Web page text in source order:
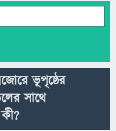
ভূপৃষ্ঠের
সাথে